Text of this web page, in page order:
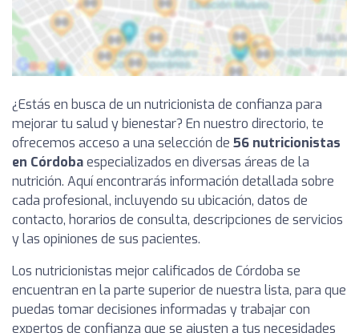
¿Estás en busca de un nutricionista de confianza para
mejorar tu salud y bienestar? En nuestro directorio, te
ofrecemos acceso a una selección de 56 nutricionistas
en Córdobaespecializados en diversas áreas de la
nutrición. Aquí encontrarás información detallada sobre
cada profesional, incluyendo su ubicación, datos de
contacto, horarios de consulta, descripciones de servicios
y las opiniones de sus pacientes.
Los nutricionistas mejor calificados de Córdoba se
encuentran en la parte superior de nuestra lista, para que
puedas tomar decisiones informadas y trabajar con
expertos de confianza que se ajusten a tus necesidades